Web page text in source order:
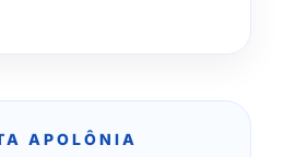
APOLÔNIA